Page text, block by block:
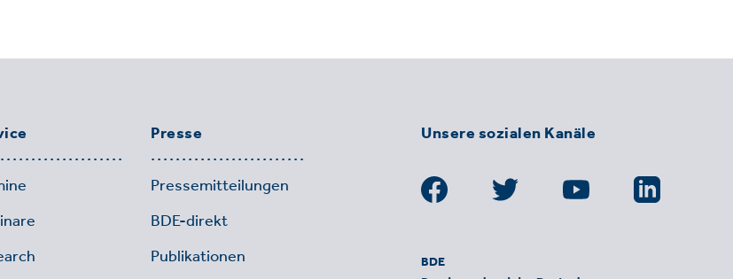
Presse
Pressemitteilungen
BDE-direkt
Publikationen
Unsere sozialen Kanäle
BDE